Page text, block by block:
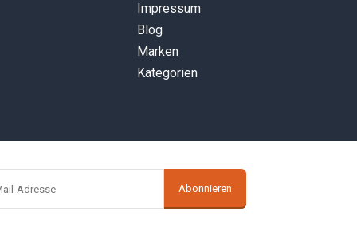
Impressum
Blog
Marken
Kategorien
Abonnieren